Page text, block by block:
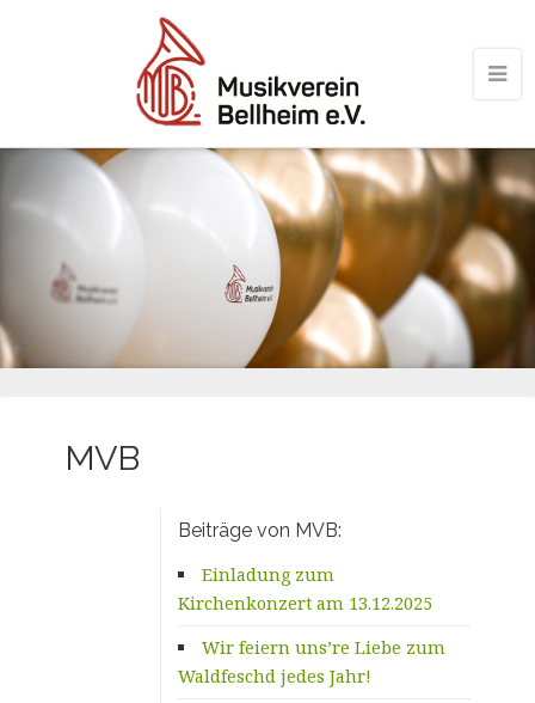
MVB
Beiträge von MVB:
Einladung zum
Kirchenkonzert am 13.12.2025
Wir feiern uns’re Liebe zum
Waldfeschd jedes Jahr!